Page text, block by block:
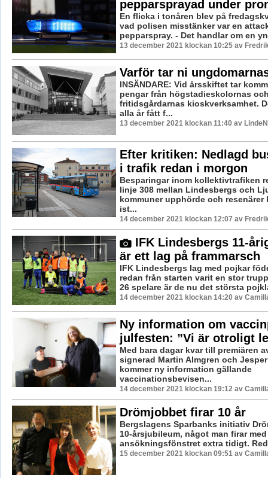
pepparsprayad under
En flicka i tonåren blev på
vad polisen misstänker var en
pepparspray. - Det handlar om en
13 december 2021 klockan 10:25 av
Varför tar ni
INSÄNDARE: Vid årsskiftet tar
pengar från högstadieskolornas
fritidsgårdarnas kioskverksamhet.
alla år fått f...
13 december 2021 klockan 11:40 av
Efter kritiken: Nedlagd
i trafik redan i morgon
Besparingar inom kollektivtrafiken
linje 308 mellan Lindesbergs och
kommuner upphörde och resenärer
ist...
14 december 2021 klockan 12:07 av
IFK Lindesbergs 11-
är ett lag på frammarsch
IFK Lindesbergs lag med pojkar
redan från starten varit en stor
26 spelare är de nu det största
14 december 2021 klockan 14:20 av
Ny information om
julfesten: ”Vi är otroligt
Med bara dagar kvar till premiären
signerad Martin Almgren och
kommer ny information gällande
vaccinationsbevisen...
14 december 2021 klockan 19:12 av
Drömjobbet firar 10 år
Bergslagens Sparbanks initiativ
10-årsjubileum, något man firar
ansökningsfönstret extra tidigt.
15 december 2021 klockan 09:51 av